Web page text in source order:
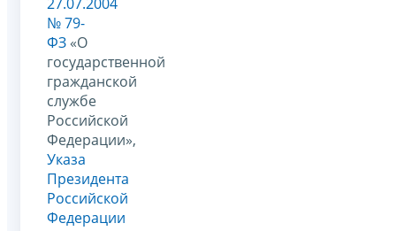
№ 79-
ФЗ «О
государственной
гражданской
службе
Российской
Федерации»,
Указа
Президента
Российской
Федерации